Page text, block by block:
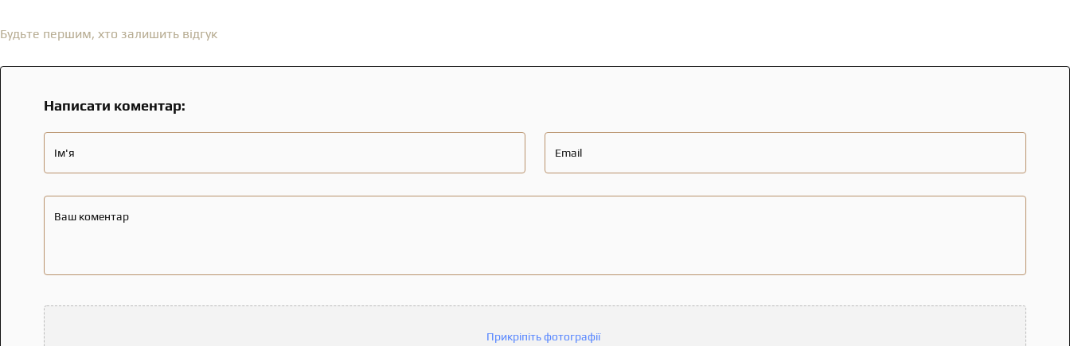
Будьте першим, хто залишить відгук
Написати коментар:
Ім'я Email
Ваш коментар
Прикріпіть фотографії